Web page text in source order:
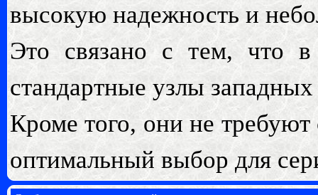
высокую надежность и
Это связано с тем, что
стандартные узлы
Кроме того, они не
оптимальный выбор для